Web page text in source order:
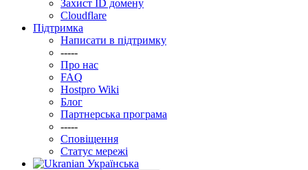
Захист ID домену
Clоudflare
Підтримка
Написати в підтримку
-----
Про нас
FAQ
Hostpro Wiki
Блог
Партнерська програма
-----
Сповіщення
Статус мережі
Українська